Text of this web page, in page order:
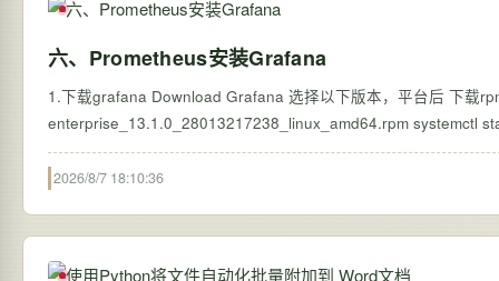
六、Prometheus安装Grafana
1.下载grafana Download Grafana 选择以下版本，平台后 下载rpm包 安装rpm包 yum install -y ./grafana-
enterprise_13.1.0_28013217238_linux_amd64.rpm systemctl start grafana-server systemctl enable grafana-server 网页访问：
http://192.168.40.180:3000/login …
2026/8/7 18:10:36